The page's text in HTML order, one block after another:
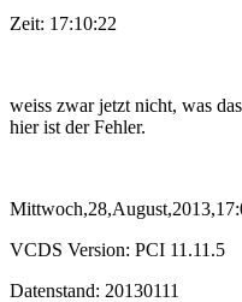
Zeit: 17:10:22
weiss zwar jetzt nicht, was
hier ist der Fehler.
VCDS Version: PCI 11.11.5
Datenstand: 20130111